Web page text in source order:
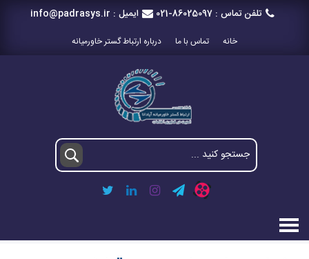
تلفن تماس : 021-86025097 ایمیل : info@padrasys.ir
خانه تماس با ما درباره ارتباط گستر خاورمیانه